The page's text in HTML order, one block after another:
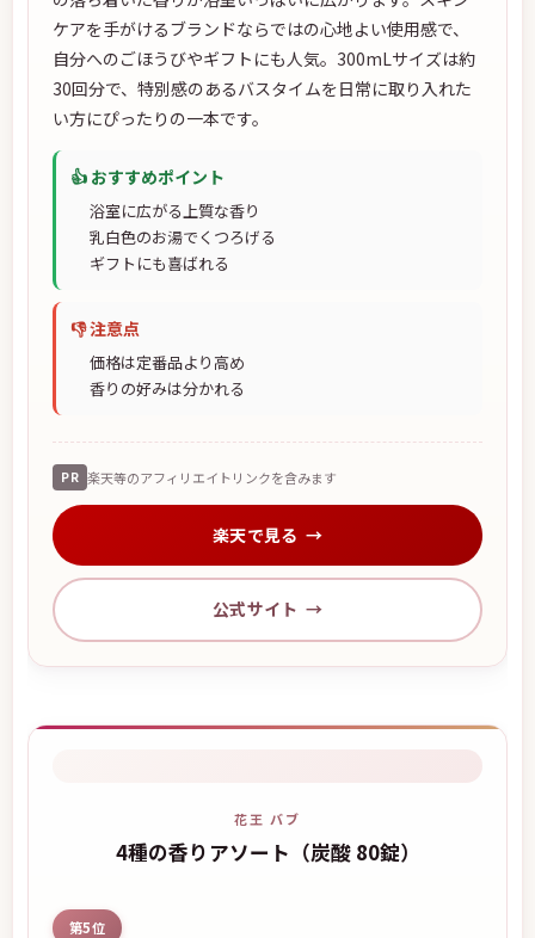
ケアを手がけるブランドならではの心地よい使用感で、
自分へのごほうびやギフトにも人気。300mLサイズは約
30回分で、特別感のあるバスタイムを日常に取り入れた
い方にぴったりの一本です。
👍 おすすめポイント
浴室に広がる上質な香り
乳白色のお湯でくつろげる
ギフトにも喜ばれる
👎 注意点
価格は定番品より高め
香りの好みは分かれる
PR 楽天等のアフィリエイトリンクを含みます
楽天で見る
公式サイト
花王 バブ
4種の香りアソート（炭酸 80錠）
第5位